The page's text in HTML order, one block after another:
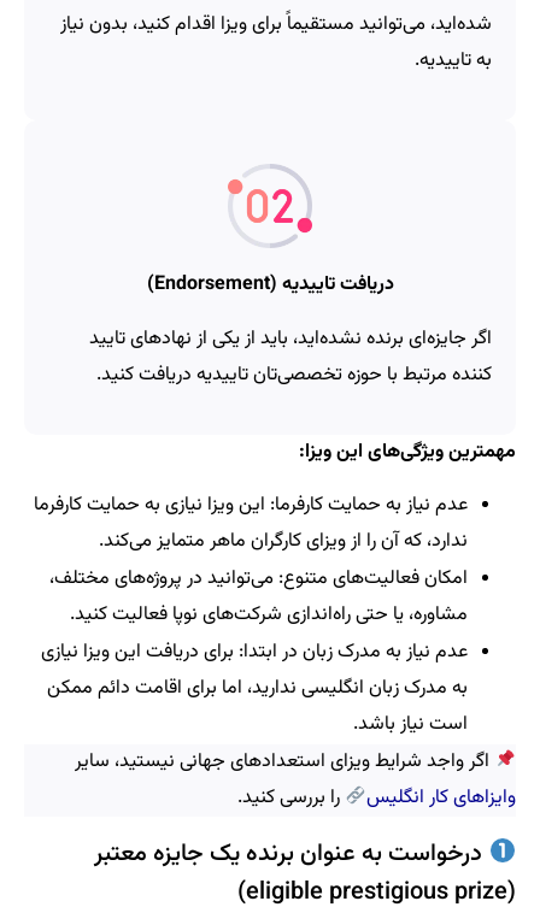
شده‌اید، می‌توانید مستقیماً برای ویزا اقدام کنید، بدون نیاز
به تاییدیه.
دریافت تاییدیه (Endorsement)
اگر جایزه‌ای برنده نشده‌اید، باید از یکی از نهادهای تایید
کننده مرتبط با حوزه تخصصی‌تان تاییدیه دریافت کنید.
مهمترین ویژگی‌های این ویزا:
عدم نیاز به حمایت کارفرما: این ویزا نیازی به حمایت کارفرما
ندارد، که آن را از ویزای کارگران ماهر متمایز می‌کند.
امکان فعالیت‌های متنوع: می‌توانید در پروژه‌های مختلف،
مشاوره، یا حتی راه‌اندازی شرکت‌های نوپا فعالیت کنید.
عدم نیاز به مدرک زبان در ابتدا: برای دریافت این ویزا نیازی
به مدرک زبان انگلیسی ندارید، اما برای اقامت دائم ممکن
است نیاز باشد.
اگر واجد شرایط ویزای استعدادهای جهانی نیستید، سایر
وایزاهای کار انگلیس
را بررسی کنید.
درخواست به عنوان برنده یک جایزه معتبر
(eligible prestigious prize)